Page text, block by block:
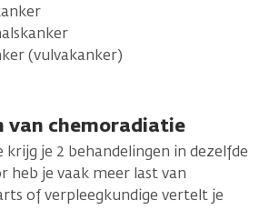
(vulvakanker)
van chemoradiatie
krijg je 2 behandelingen in dezelfde
heb je vaak meer last van
of verpleegkundige vertelt je